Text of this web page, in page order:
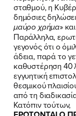
σταθμού, η
δημόσιες
μαύρο χρήμα»
Παράλληλα,
γεγονός ότι ο
άδεια, παρά το
καθυστέρηση 40
εγγυητική
θεσμικού
από τη
Κατόπιν τούτων,